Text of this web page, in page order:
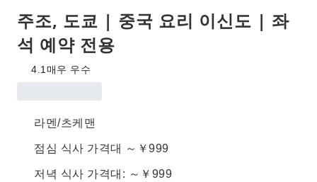
주조, 도쿄 | 중국 요리 이신도 | 좌
석 예약 전용
4.1 매우 우수
라멘/츠케맨
점심 식사 가격대 ～￥999
저녁 식사 가격대: ～￥999